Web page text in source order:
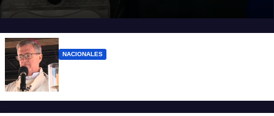
NACIONALES